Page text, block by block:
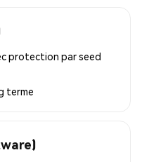
protection par seed
terme